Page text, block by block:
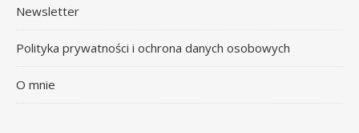
Newsletter
Polityka prywatności i ochrona danych osobowych
O mnie